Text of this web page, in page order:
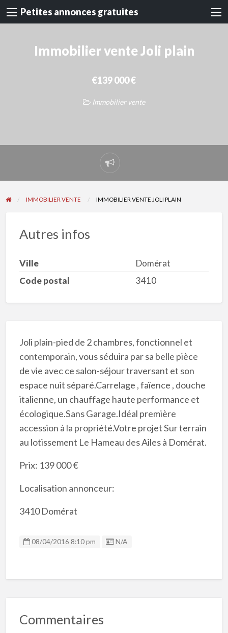
Petites annonces gratuites
Immobilier vente Joli plain
€139 000 €
Immobilier vente
Signaler
un
problème
IMMOBILIER VENTE IMMOBILIER VENTE JOLI PLAIN
Autres infos
Ville
Domérat
Code postal
3410
Joli plain-pied de 2 chambres, fonctionnel et
contemporain, vous séduira par sa belle pièce
de vie avec ce salon-séjour traversant et son
espace nuit séparé.Carrelage , faïence , douche
italienne, un chauffage haute performance et
écologique.Sans Garage.Idéal première
accession à la propriété.Votre projet Sur terrain
au lotissement Le Hameau des Ailes à Domérat.
Prix: 139 000 €
Localisation annonceur:
3410 Domérat
08/04/2016 8:10 pm Listing ID
N/A
Commentaires